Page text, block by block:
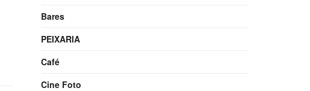
Bares
PEIXARIA
Café
Cine Foto